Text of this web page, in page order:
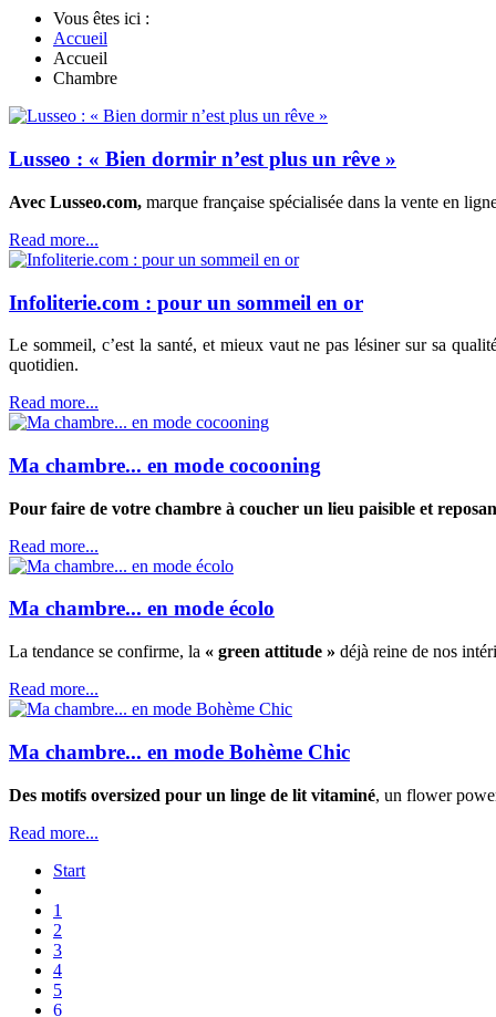
Vous êtes ici :
Accueil
Accueil
Chambre
Lusseo : « Bien dormir n’est plus un rêve »
Avec Lusseo.com, marque française spécialisée dans la vente en
Read more...
Infoliterie.com : pour un sommeil en or
Le sommeil, c’est la santé, et mieux vaut ne pas lésiner sur sa
quotidien.
Read more...
Ma chambre... en mode cocooning
Pour faire de votre chambre à coucher un lieu paisible et
Read more...
Ma chambre... en mode écolo
La tendance se confirme, la « green attitude » déjà reine de nos
Read more...
Ma chambre... en mode Bohème Chic
Des motifs oversized pour un linge de lit vitaminé, un flower
Read more...
Start
1
2
3
4
5
6